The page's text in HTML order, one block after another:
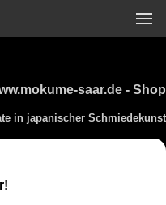
saar.de - Shop
in japanischer Schmiedekunst